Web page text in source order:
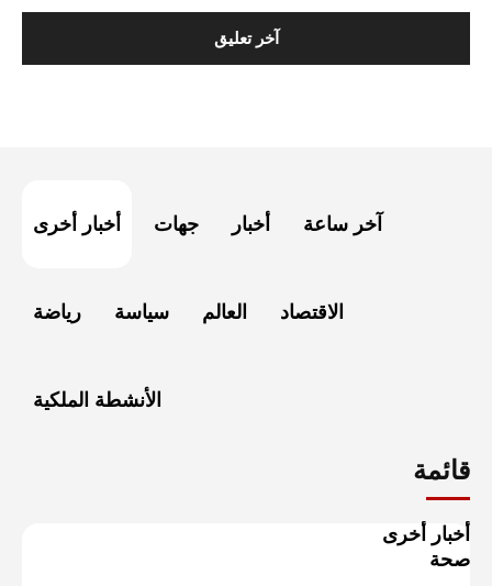
أخبار أخرى جهات أخبار آخر ساعة
رياضة سياسة العالم الاقتصاد
الأنشطة الملكية
قائمة
أخبار أخرى
صحة